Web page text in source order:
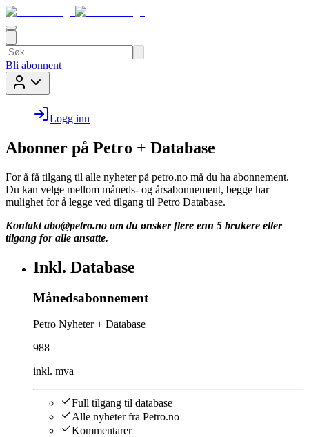
Bli abonnent
Logg inn
Abonner på Petro + Database
For å få tilgang til alle nyheter på petro.no må du ha abonnement.
Du kan velge mellom måneds- og årsabonnement, begge har
mulighet for å legge ved tilgang til Petro Database.
Kontakt abo@petro.no om du ønsker flere enn 5 brukere eller
tilgang for alle ansatte.
Inkl. Database
Månedsabonnement
Petro Nyheter + Database
988
inkl. mva
Full tilgang til database
Alle nyheter fra Petro.no
Kommentarer